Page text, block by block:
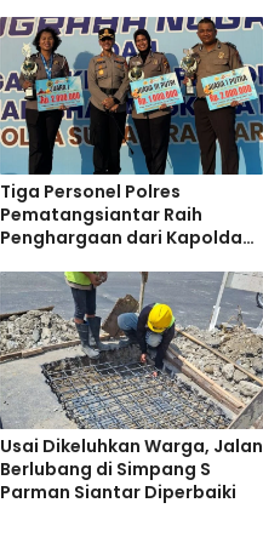
Tiga Personel Polres
Pematangsiantar Raih
Penghargaan dari Kapolda
Usai Dikeluhkan Warga, Jalan
Berlubang di Simpang S
Parman Siantar Diperbaiki